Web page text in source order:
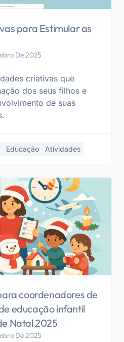
para Estimular as
De 2025
criativas que
dos seus filhos e
de suas
Educação Atividades
coordenadores de
educação infantil
Natal 2025
De 2025